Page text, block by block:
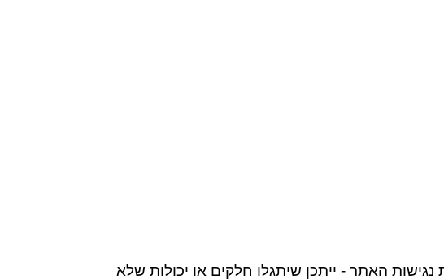
האתר - ייתכן שיתגלו חלקים או יכולות שלא